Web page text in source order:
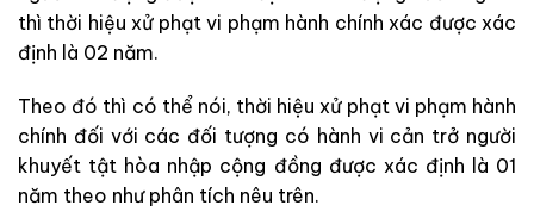
thì thời hiệu xử phạt vi phạm hành chính xác được xác
định là 02 năm.
Theo đó thì có thể nói, thời hiệu xử phạt vi phạm hành
chính đối với các đối tượng có hành vi cản trở người
khuyết tật hòa nhập cộng đồng được xác định là 01
năm theo như phân tích nêu trên.